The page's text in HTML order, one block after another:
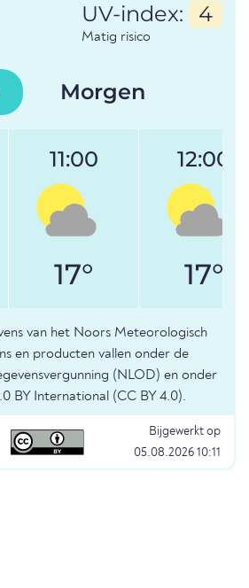
UV-index: 4
Matig risico
Morgen
11:00
17°
12:00
17°
van het Noors Meteorologisch
en producten vallen onder de
(NLOD) en onder
BY International (CC BY 4.0).
Bijgewerkt op
05.08.2026 10:11